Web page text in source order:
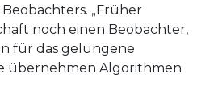
„Früher
noch einen Beobachter,
für das gelungene
übernehmen Algorithmen